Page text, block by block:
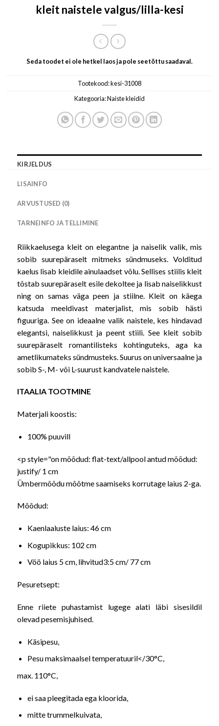
kleit naistele valgus/lilla-kesi
Seda toodet ei ole hetkel laos ja pole seetõttu saadaval.
Tootekood:kesi-31008
Kategooria:Naiste kleidid
KIRJELDUS
LISAINFO
ARVUSTUSED (0)
TARNEINFO JA TELLIMINE
Riikkaelusega kleit on elegantne ja naiselik valik, mis
sobib suurepäraselt mitmeks sündmuseks. Volditud
kaelus lisab kleidile ainulaadset võlu. Sellises stiilis kleit
tõstab suurepäraselt esile dekoltee ja lisab naiselikkust
ning on samas väga peen ja stiilne. Kleit on käega
katsuda meeldivast materjalist, mis sobib hästi
figuuriga. See on ideaalne valik naistele, kes hindavad
elegantsi, naiselikkust ja peent stiili. See kleit sobib
suurepäraselt romantilisteks kohtinguteks, aga ka
ametlikumateks sündmusteks. Suurus on universaalne ja
sobib S-, M- või L-suurust kandvatele naistele.
ITAALIA TOOTMINE
Materjali koostis:
100% puuvill
<p style="on mõõdud: flat-text/allpool antud mõõdud:
justify/ 1 cm
Ümbermõõdu mõõtme saamiseks korrutage laius 2-ga.
Mõõdud:
Kaenlaaluste laius: 46 cm
Kogupikkus: 102 cm
Vöö laius 5 cm, lihvitud3:5 cm/ 77 cm
Pesuretsept:
Enne riiete puhastamist lugege alati läbi sisesildil
olevad pesemisjuhised.
Käsipesu,
Pesu maksimaalsel temperatuuril</30°C,
max. 110°C,
ei saa pleegitada ega kloorida,
mitte trummelkuivata,